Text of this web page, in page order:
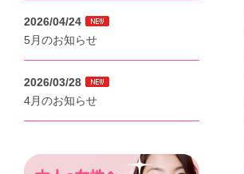
2026/04/24
5月のお知らせ
2026/03/28
4月のお知らせ